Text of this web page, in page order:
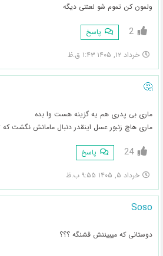
ولمون کن تموم شو لعنتی دیگه
2 پاسخ
خرداد ۱۲, ۱۴۰۵ ۱:۴۳ ق.ظ
🤔
ماری بی پدری هم یه گزینه هست وا بده
ماری هاچ زنبور عسل اینقدر دنبال مامانش نگشت که
24 پاسخ
خرداد ۵, ۱۴۰۵ ۹:۵۵ ب.ظ
Soso
دوستانی که میبیننش قشنگه ؟؟؟